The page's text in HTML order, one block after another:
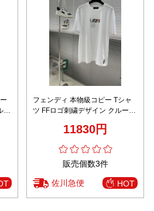
フェンディ 本物級コピー Tシャ
ツ FFロゴ刺繍デザイン クルーネ
11830円
販売個数3件
佐川急便 HOT